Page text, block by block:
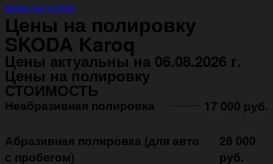
Цены на услуги
Цены на полировку
SKODA Karoq
Цены актуальны на 06.08.2026 г.
Цены на полировку
СТОИМОСТЬ
Неабразивная полировка ㅤㅤㅤㅤ ㅤㅤㅤㅤ ㅤㅤㅤ 17 000 руб.
Абразивная полировка (для авто
с пробегом)
28 000
руб.